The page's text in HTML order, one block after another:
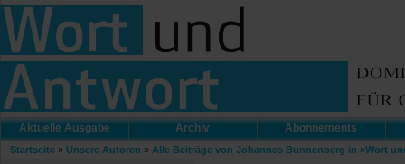
Aktuelle Ausgabe Archiv Abonnements
Startseite » Unsere Autoren » Alle Beiträge von Johannes Bunnenberg in »Wort